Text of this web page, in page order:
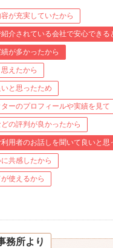
が充実していたから
介されている会社で安心できる
が多かったから
えたから
と思ったため
ーのプロフィールや実績を見て
の評判が良かったから
用者のお話しを聞いて良いと思
共感したから
使えるから
務所より